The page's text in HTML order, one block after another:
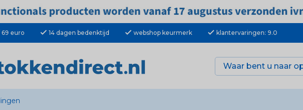
euro check 14 dagen bedenktijd check webshop keurmerk check klantervaringen: 9.0